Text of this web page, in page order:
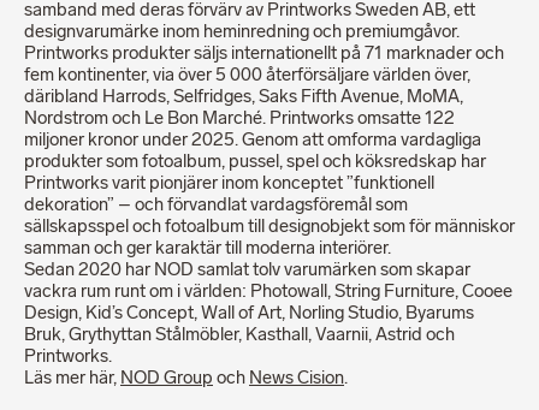
samband med deras förvärv av Printworks Sweden AB, ett
designvarumärke inom heminredning och premiumgåvor.
Printworks produkter säljs internationellt på 71 marknader och
fem kontinenter, via över 5 000 återförsäljare världen över,
däribland Harrods, Selfridges, Saks Fifth Avenue, MoMA,
Nordstrom och Le Bon Marché. Printworks omsatte 122
miljoner kronor under 2025. Genom att omforma vardagliga
produkter som fotoalbum, pussel, spel och köksredskap har
Printworks varit pionjärer inom konceptet ”funktionell
dekoration” – och förvandlat vardagsföremål som
sällskapsspel och fotoalbum till designobjekt som för människor
samman och ger karaktär till moderna interiörer.
Sedan 2020 har NOD samlat tolv varumärken som skapar
vackra rum runt om i världen: Photowall, String Furniture, Cooee
Design, Kid’s Concept, Wall of Art, Norling Studio, Byarums
Bruk, Grythyttan Stålmöbler, Kasthall, Vaarnii, Astrid och
Printworks.
Läs mer här, NOD Group och News Cision.